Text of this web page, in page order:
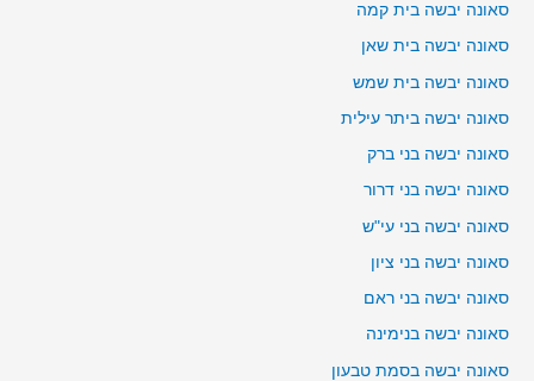
סאונה יבשה בית קמה
סאונה יבשה בית שאן
סאונה יבשה בית שמש
סאונה יבשה ביתר עילית
סאונה יבשה בני ברק
סאונה יבשה בני דרור
סאונה יבשה בני עי"ש
סאונה יבשה בני ציון
סאונה יבשה בני ראם
סאונה יבשה בנימינה
סאונה יבשה בסמת טבעון